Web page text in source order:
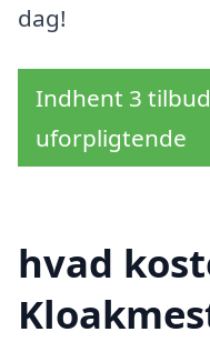
dag!
Indhent 3
uforpligtende
hvad